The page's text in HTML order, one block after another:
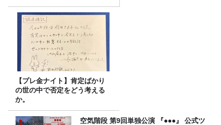
【プレ金ナイト】肯定ばかり
の世の中で否定をどう考える
か。
空気階段 第9回単独公演 『●●●』 公式ツ